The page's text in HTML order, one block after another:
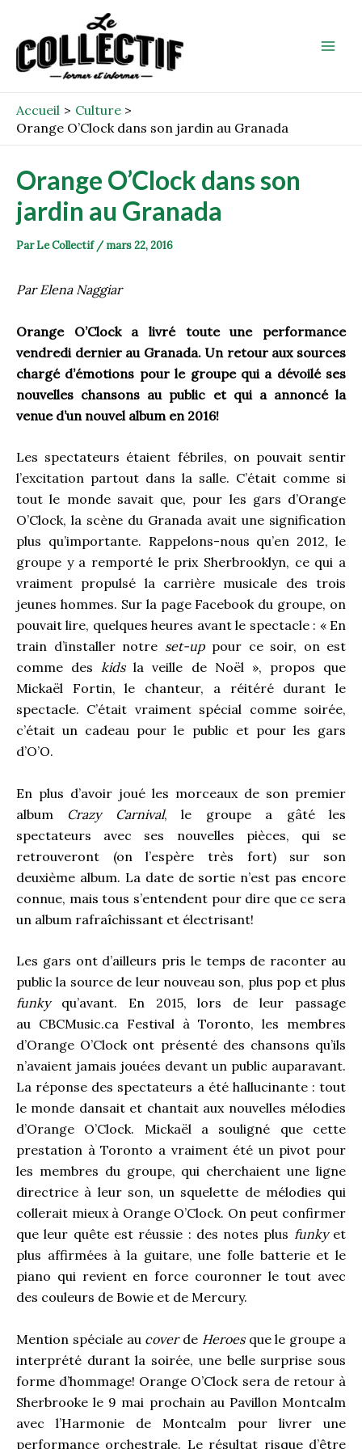
contenu
Accueil
Culture
Orange O’Clock dans son jardin au Granada
Orange O’Clock dans son
jardin au Granada
ParLe Collectif / mars 22, 2016
Par Elena Naggiar
Orange O’Clock a livré toute une performance
vendredi dernier au Granada. Un retour aux sources
chargé d’émotions pour le groupe qui a dévoilé ses
nouvelles chansons au public et qui a annoncé la
venue d’un nouvel album en 2016!
Les spectateurs étaient fébriles, on pouvait sentir
l’excitation partout dans la salle. C’était comme si
tout le monde savait que, pour les gars d’Orange
O’Clock, la scène du Granada avait une signification
plus qu’importante. Rappelons-nous qu’en 2012, le
groupe y a remporté le prix Sherbrooklyn, ce qui a
vraiment propulsé la carrière musicale des trois
jeunes hommes. Sur la page Facebook du groupe, on
pouvait lire, quelques heures avant le spectacle : « En
train d’installer notre set-uppour ce soir, on est
comme deskidsla veille de Noël », propos que
Mickaël Fortin, le chanteur, a réitéré durant le
spectacle. C’était vraiment spécial comme soirée,
c’était un cadeau pour le public et pour les gars
d’O’O.
En plus d’avoir joué les morceaux de son premier
album Crazy Carnival, le groupe a gâté les
spectateurs avec ses nouvelles pièces, qui se
retrouveront (on l’espère très fort) sur son
deuxième album. La date de sortie n’est pas encore
connue, mais tous s’entendent pour dire que ce sera
un album rafraîchissant et électrisant!
Les gars ont d’ailleurs pris le temps de raconter au
public la source de leur nouveau son, plus pop et plus
funkyqu’avant. En 2015, lors de leur passage
au CBCMusic.ca Festival à Toronto, les membres
d’Orange O’Clock ont présenté des chansons qu’ils
n’avaient jamais jouées devant un public auparavant.
La réponse des spectateurs a été hallucinante : tout
le monde dansait et chantait aux nouvelles mélodies
d’Orange O’Clock. Mickaël a souligné que cette
prestation à Toronto a vraiment été un pivot pour
les membres du groupe, qui cherchaient une ligne
directrice à leur son, un squelette de mélodies qui
collerait mieux à Orange O’Clock. On peut confirmer
que leur quête est réussie : des notes plus funkyet
plus affirmées à la guitare, une folle batterie et le
piano qui revient en force couronner le tout avec
des couleurs de Bowie et de Mercury.
Mention spéciale au coverde Heroesque le groupe a
interprété durant la soirée, une belle surprise sous
forme d’hommage! Orange O’Clock sera de retour à
Sherbrooke le 9 mai prochain au Pavillon Montcalm
avec l’Harmonie de Montcalm pour livrer une
performance orchestrale. Le résultat risque d’être
navigation